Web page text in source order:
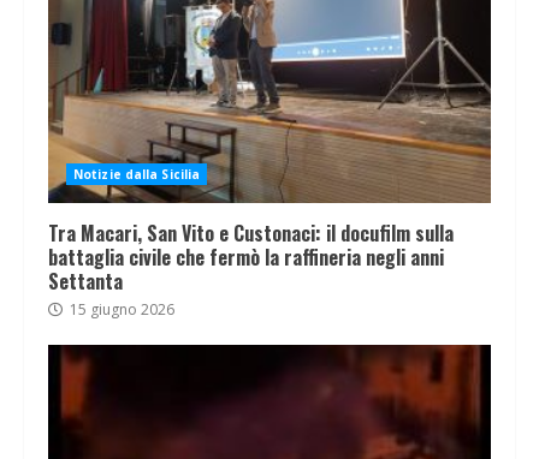
Notizie dalla Sicilia
Tra Macari, San Vito e Custonaci: il docufilm sulla
battaglia civile che fermò la raffineria negli anni
Settanta
15 giugno 2026